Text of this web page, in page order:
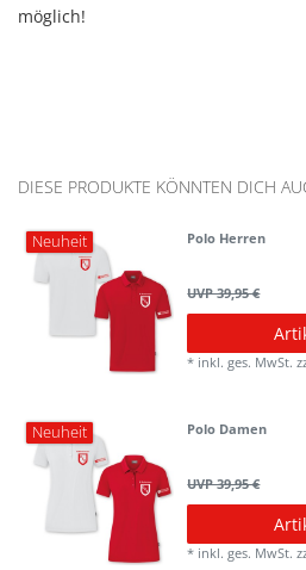
möglich!
DIESE PRODUKTE KÖNNTEN DICH
Neuheit Polo Herren
UVP 39,95 €
* inkl. ges. MwSt.
Neuheit Polo Damen
UVP 39,95 €
* inkl. ges. MwSt.